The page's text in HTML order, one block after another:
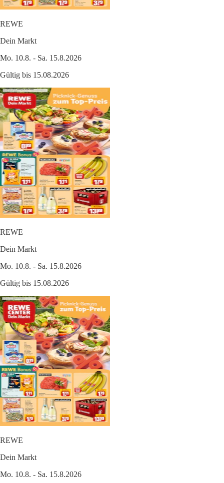
REWE
Dein Markt
Mo. 10.8. - Sa. 15.8.2026
Gültig bis 15.08.2026
REWE
Dein Markt
Mo. 10.8. - Sa. 15.8.2026
Gültig bis 15.08.2026
REWE
Dein Markt
Mo. 10.8. - Sa. 15.8.2026